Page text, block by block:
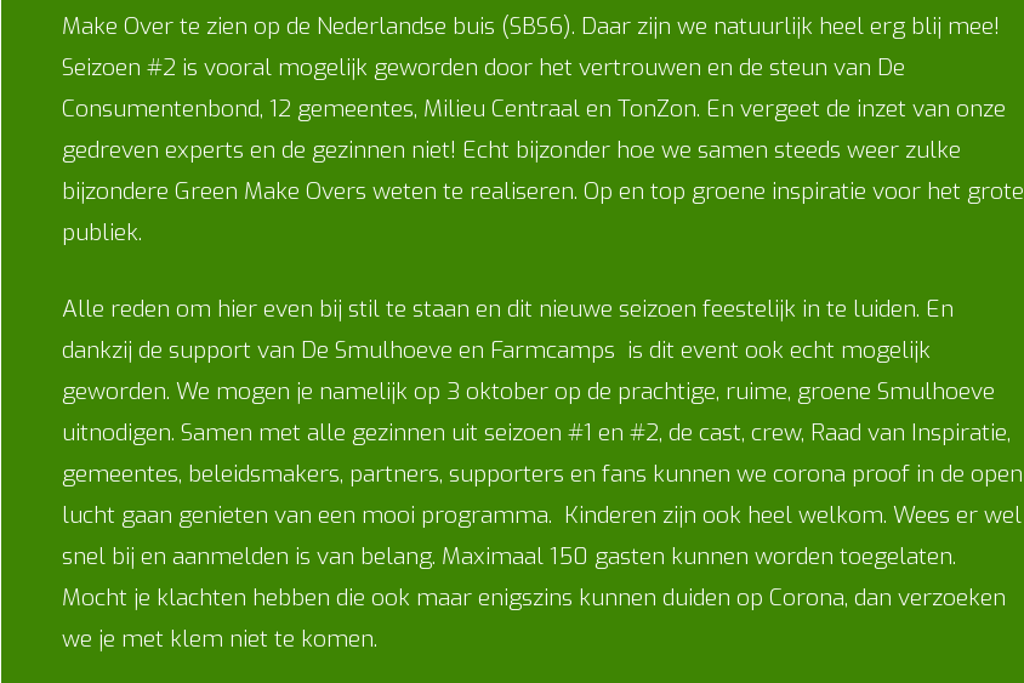
Make Over te zien op de Nederlandse buis (SBS6). Daar zijn we natuurlijk heel erg blij mee!
Seizoen #2 is vooral mogelijk geworden door het vertrouwen en de steun van De
Consumentenbond, 12 gemeentes, Milieu Centraal en TonZon. En vergeet de inzet van onze
gedreven experts en de gezinnen niet! Echt bijzonder hoe we samen steeds weer zulke
bijzondere Green Make Overs weten te realiseren. Op en top groene inspiratie voor het grote
publiek.
Alle reden om hier even bij stil te staan en dit nieuwe seizoen feestelijk in te luiden. En
dankzij de support van De Smulhoeve en Farmcamps is dit event ook echt mogelijk
geworden. We mogen je namelijk op 3 oktober op de prachtige, ruime, groene Smulhoeve
uitnodigen. Samen met alle gezinnen uit seizoen #1 en #2, de cast, crew, Raad van Inspiratie,
gemeentes, beleidsmakers, partners, supporters en fans kunnen we corona proof in de open
lucht gaan genieten van een mooi programma. Kinderen zijn ook heel welkom. Wees er wel
snel bij en aanmelden is van belang. Maximaal 150 gasten kunnen worden toegelaten.
Mocht je klachten hebben die ook maar enigszins kunnen duiden op Corona, dan verzoeken
we je met klem niet te komen.